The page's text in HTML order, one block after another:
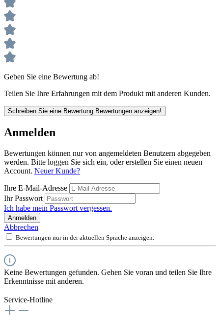
Geben Sie eine Bewertung ab!
Teilen Sie Ihre Erfahrungen mit dem Produkt mit anderen Kunden.
Schreiben Sie eine Bewertung Bewertungen anzeigen!
Anmelden
Bewertungen können nur von angemeldeten Benutzern abgegeben
werden. Bitte loggen Sie sich ein, oder erstellen Sie einen neuen
Account. Neuer Kunde?
Ihre E-Mail-Adresse
Ihr Passwort
Ich habe mein Passwort vergessen.
Anmelden
Abbrechen
Bewertungen nur in der aktuellen Sprache anzeigen.
Keine Bewertungen gefunden. Gehen Sie voran und teilen Sie Ihre
Erkenntnisse mit anderen.
Service-Hotline